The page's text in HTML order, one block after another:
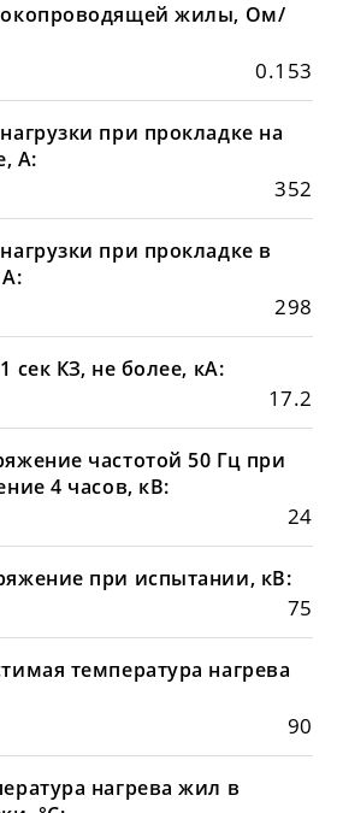
жилы, Ом/
0.153
при прокладке на
А:
352
при прокладке в
298
сек КЗ, не более, кА:
17.2
частотой 50 Гц при
4 часов, кВ:
24
при испытании, кВ:
75
температура нагрева
90
нагрева жил в